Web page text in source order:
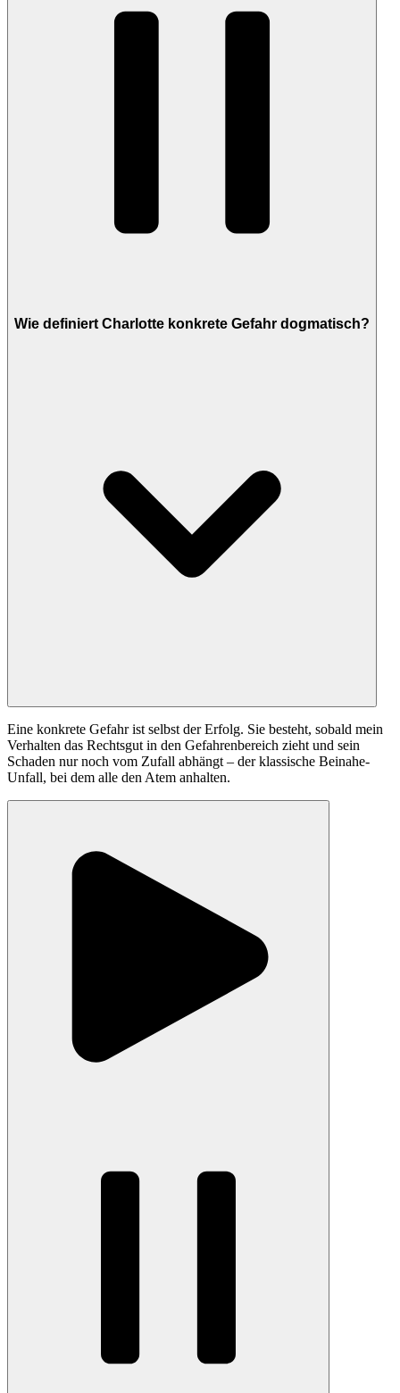
Wie definiert Charlotte konkrete Gefahr dogmatisch?
Eine konkrete Gefahr ist selbst der Erfolg. Sie besteht, sobald mein
Verhalten das Rechtsgut in den Gefahrenbereich zieht und sein
Schaden nur noch vom Zufall abhängt – der klassische Beinahe-
Unfall, bei dem alle den Atem anhalten.